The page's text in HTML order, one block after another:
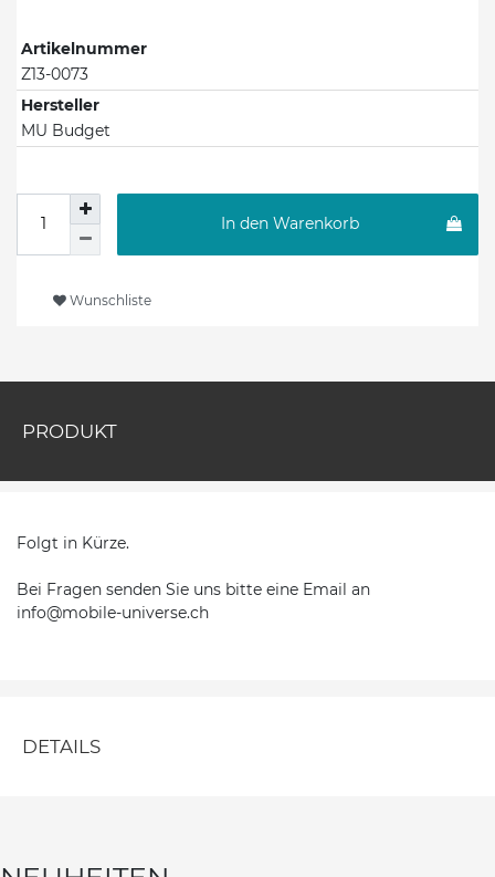
Artikelnummer
Z13-0073
Hersteller
MU Budget
In den Warenkorb
Wunschliste
PRODUKT
Folgt in Kürze.
Bei Fragen senden Sie uns bitte eine Email an
info@mobile-universe.ch
DETAILS